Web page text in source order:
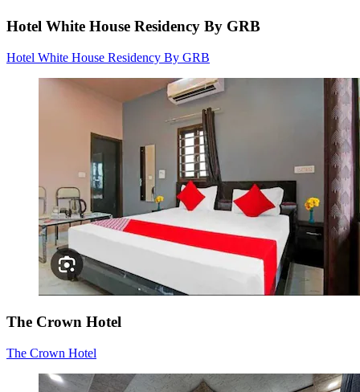
Hotel White House Residency By GRB
Hotel White House Residency By GRB
The Crown Hotel
The Crown Hotel